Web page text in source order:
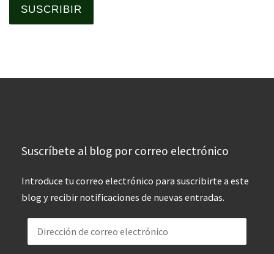
SUSCRIBIR
Suscríbete al blog por correo electrónico
Introduce tu correo electrónico para suscribirte a este
blog y recibir notificaciones de nuevas entradas.
Dirección de correo electrónico